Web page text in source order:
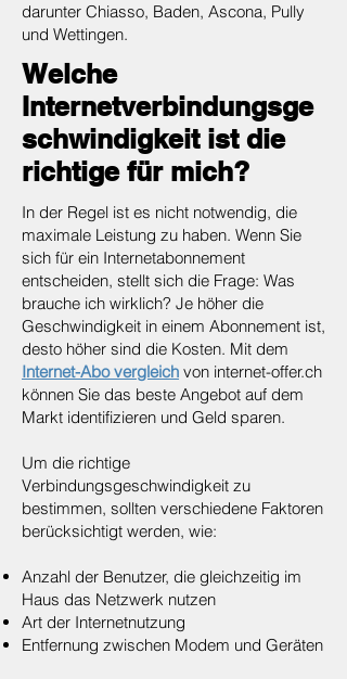
darunter Chiasso, Baden, Ascona, Pully
und Wettingen.
Welche
Internetverbindungsge
schwindigkeit ist die
richtige für mich?
In der Regel ist es nicht notwendig, die
maximale Leistung zu haben. Wenn Sie
sich für ein Internetabonnement
entscheiden, stellt sich die Frage: Was
brauche ich wirklich? Je höher die
Geschwindigkeit in einem Abonnement ist,
desto höher sind die Kosten. Mit dem
Internet-Abo vergleich von internet-offer.ch
können Sie das beste Angebot auf dem
Markt identifizieren und Geld sparen.
Um die richtige
Verbindungsgeschwindigkeit zu
bestimmen, sollten verschiedene Faktoren
berücksichtigt werden, wie:
Anzahl der Benutzer, die gleichzeitig im
Haus das Netzwerk nutzen
Art der Internetnutzung
Entfernung zwischen Modem und Geräten